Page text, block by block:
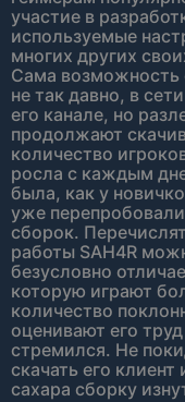
участие в
используемые
многих других
Сама возможность
не так давно, в
его канале, но
продолжают
количество
росла с каждым
была, как у
уже
сборок.
работы SAH4R
безусловно
которую играют
количество
оценивают его
стремился. Не
скачать его
сахара сборку